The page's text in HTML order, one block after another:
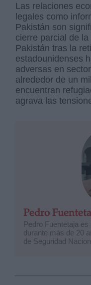
Las relaciones
legales como
Pakistán son
cierre parcial de
Pakistán tras la
estadounidenses
adversas en
alrededor de un
encuentran
agrava las
Pedro
Pedro Fuentetaja
durante más de 20
de Seguridad